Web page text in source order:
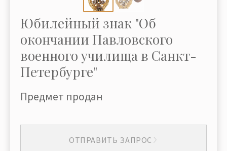
Юбилейный знак "Об
окончании Павловского
военного училища в Санкт-
Петербурге"
Предмет продан
ОТПРАВИТЬ ЗАПРОС